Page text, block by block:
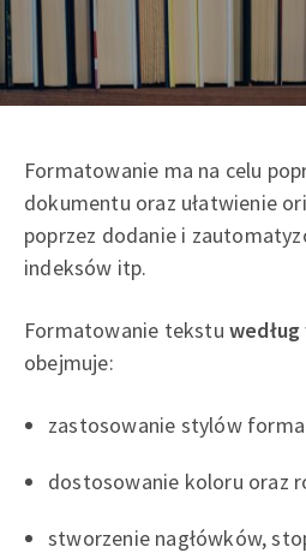
Formatowanie ma na celu
dokumentu oraz ułatwienie
poprzez dodanie i
indeksów itp.
Formatowanie tekstu
obejmuje:
zastosowanie stylów
dostosowanie koloru oraz
stworzenie nagłówków,